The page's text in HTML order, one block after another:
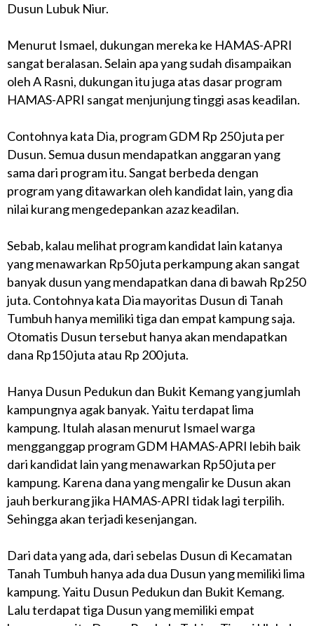
Dusun Lubuk Niur.
Menurut Ismael, dukungan mereka ke HAMAS-APRI
sangat beralasan. Selain apa yang sudah disampaikan
oleh A Rasni, dukungan itu juga atas dasar program
HAMAS-APRI sangat menjunjung tinggi asas keadilan.
Contohnya kata Dia, program GDM Rp 250 juta per
Dusun. Semua dusun mendapatkan anggaran yang
sama dari program itu. Sangat berbeda dengan
program yang ditawarkan oleh kandidat lain, yang dia
nilai kurang mengedepankan azaz keadilan.
Sebab, kalau melihat program kandidat lain katanya
yang menawarkan Rp50 juta perkampung akan sangat
banyak dusun yang mendapatkan dana di bawah Rp250
juta. Contohnya kata Dia mayoritas Dusun di Tanah
Tumbuh hanya memiliki tiga dan empat kampung saja.
Otomatis Dusun tersebut hanya akan mendapatkan
dana Rp150 juta atau Rp 200 juta.
Hanya Dusun Pedukun dan Bukit Kemang yang jumlah
kampungnya agak banyak. Yaitu terdapat lima
kampung. Itulah alasan menurut Ismael warga
mengganggap program GDM HAMAS-APRI lebih baik
dari kandidat lain yang menawarkan Rp50 juta per
kampung. Karena dana yang mengalir ke Dusun akan
jauh berkurang jika HAMAS-APRI tidak lagi terpilih.
Sehingga akan terjadi kesenjangan.
Dari data yang ada, dari sebelas Dusun di Kecamatan
Tanah Tumbuh hanya ada dua Dusun yang memiliki lima
kampung. Yaitu Dusun Pedukun dan Bukit Kemang.
Lalu terdapat tiga Dusun yang memiliki empat